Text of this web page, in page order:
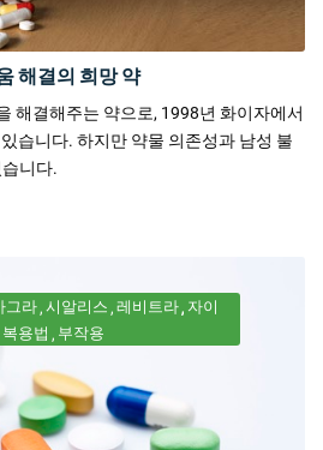
해결의 희망 약
해결해주는 약으로, 1998년 화이자에서
습니다. 하지만 약물 의존성과 남성 불
니다.
그라 시알리스 레비트라 자이
복용법 부작용